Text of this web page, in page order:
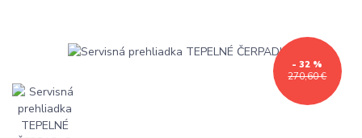
270,60 €
- 32 %